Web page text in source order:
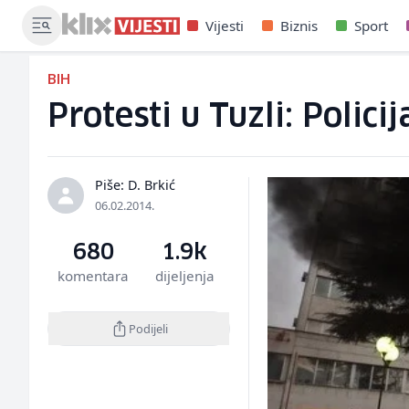
Vijesti Biznis Sport
BIH
Protesti u Tuzli:
Piše: D. Brkić
06.02.2014.
680
komentara
1.9k
dijeljenja
Podijeli